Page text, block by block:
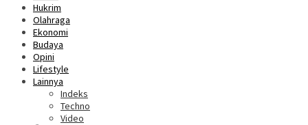
Hukrim
Olahraga
Ekonomi
Budaya
Opini
Lifestyle
Lainnya
Indeks
Techno
Video